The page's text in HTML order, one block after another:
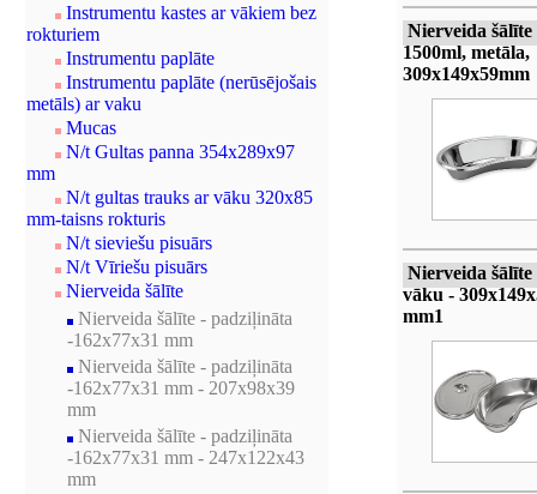
Instrumentu kastes ar vākiem bez
rokturiem
Instrumentu paplāte
Instrumentu paplāte (nerūsējošais
metāls) ar vaku
Mucas
N/t Gultas panna 354x289x97
mm
N/t gultas trauks ar vāku 320x85
mm-taisns rokturis
N/t sieviešu pisuārs
N/t Vīriešu pisuārs
Nierveida šālīte
Nierveida šālīte - padziļināta
-162x77x31 mm
Nierveida šālīte - padziļināta
-162x77x31 mm - 207x98x39
mm
Nierveida šālīte - padziļināta
-162x77x31 mm - 247x122x43
mm
Nierveida šālīte
1500ml, metāla,
309x149x59mm
Nierveida šālīte
vāku -
mm1